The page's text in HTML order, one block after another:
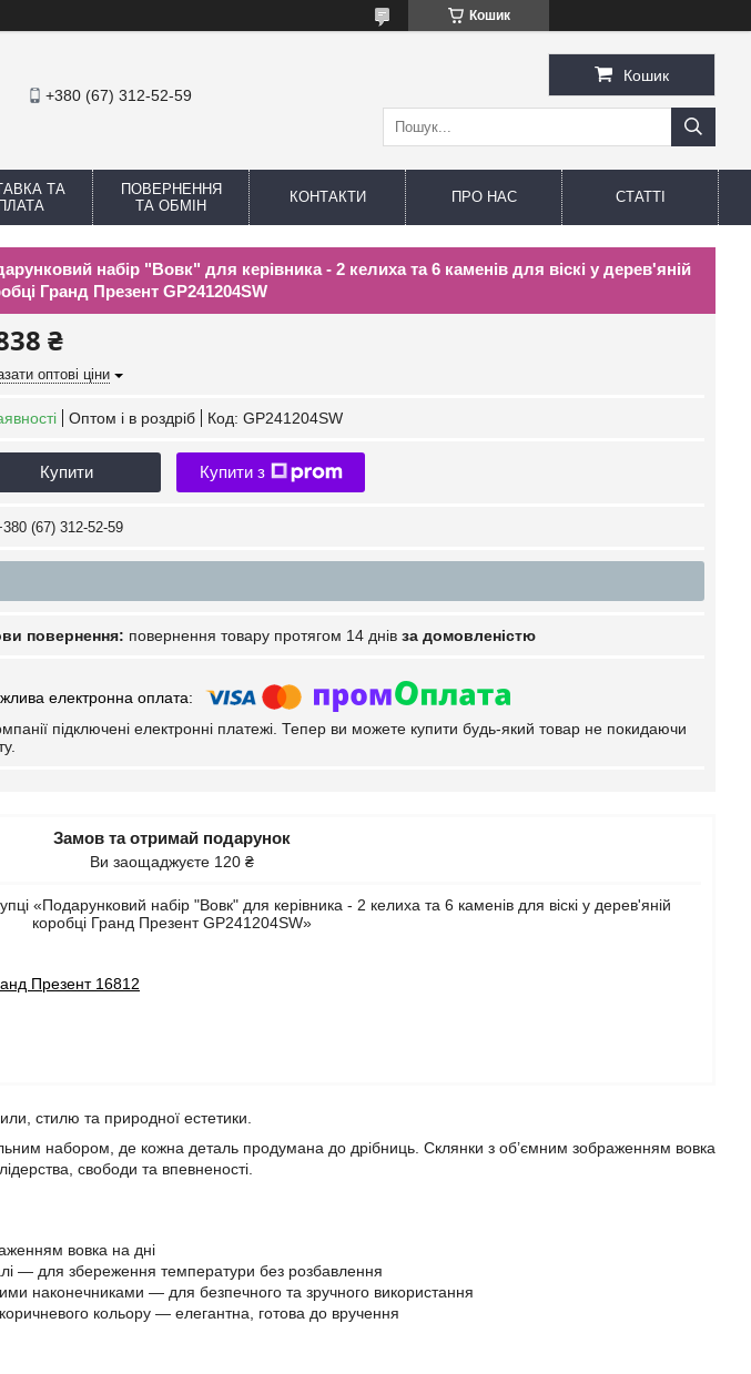
Кошик
+380 (67) 312-52-59
Кошик
ТА
ПОВЕРНЕННЯ
ТА ОБМІН
КОНТАКТИ ПРО НАС СТАТТІ
набір "Вовк" для керівника - 2 келиха та 6 каменів для віскі у дерев'яній
Гранд Презент GP241204SW
₴
оптові ціни
Оптом і в роздріб Код: GP241204SW
Купити Купити з
(67) 312-52-59
повернення товару протягом 14 днів за домовленістю
підключені електронні платежі. Тепер ви можете купити будь-який товар не покидаючи
Замов та отримай подарунок
Ви заощаджуєте 120 ₴
«Подарунковий набір "Вовк" для керівника - 2 келиха та 6 каменів для віскі у дерев'яній
коробці Гранд Презент GP241204SW»
Презент 16812
стилю та природної естетики.
набором, де кожна деталь продумана до дрібниць. Склянки з об’ємним зображенням вовка
свободи та впевненості.
вовка на дні
— для збереження температури без розбавлення
наконечниками — для безпечного та зручного використання
кольору — елегантна, готова до вручення